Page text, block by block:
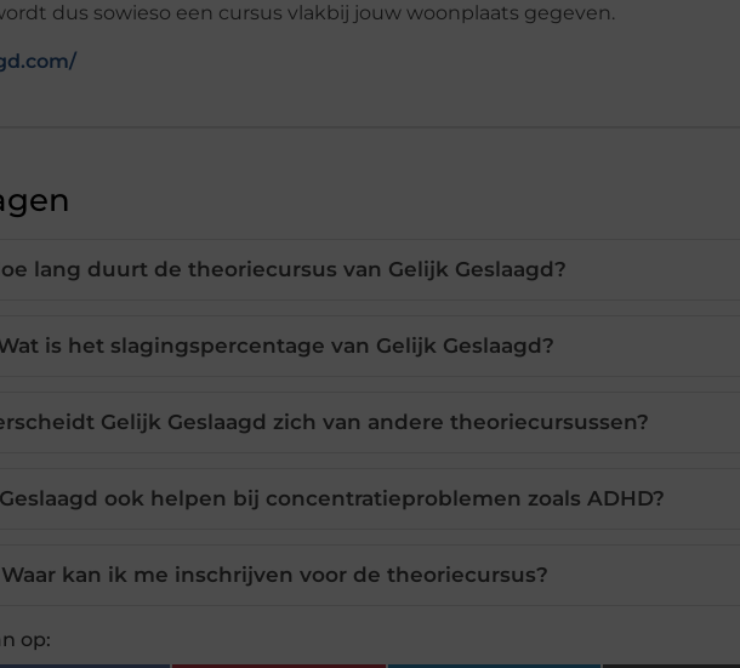
dus sowieso een cursus vlakbij jouw woonplaats gegeven.
lang duurt de theoriecursus van Gelijk Geslaagd?
is het slagingspercentage van Gelijk Geslaagd?
Gelijk Geslaagd zich van andere theoriecursussen?
ook helpen bij concentratieproblemen zoals ADHD?
Waar kan ik me inschrijven voor de theoriecursus?
op: